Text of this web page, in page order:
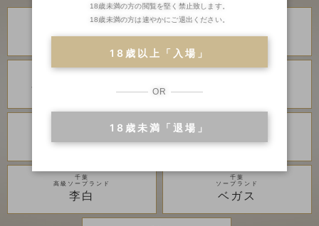
川崎・堀之内
琥珀
川崎・堀之内
金瓶梅
アラビアンナイト カンカン娘ネオ
グランローズ アカデミー
千葉
高級ソープランド
李白
千葉
ソープランド
ベガス
18歳未満の方の閲覧を堅く禁止致します。
18歳未満の方は速やかにご退出ください。
18歳以上「入場」
OR
18歳未満「退場」